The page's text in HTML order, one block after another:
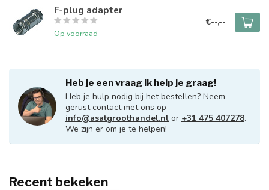
F-plug adapter
Op voorraad
€--,--
Heb je een vraag ik help je graag!
Heb je hulp nodig bij het bestellen? Neem
gerust contact met ons op
info@asatgroothandel.nl or +31 475 407278.
We zijn er om je te helpen!
Recent bekeken